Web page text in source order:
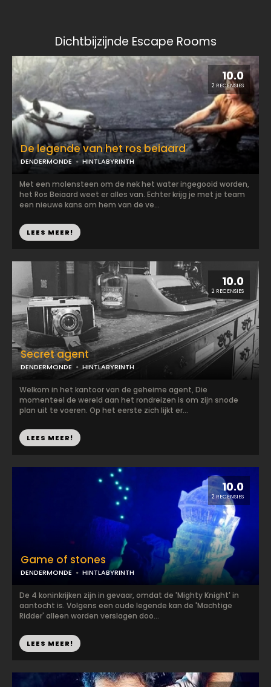
Dichtbijzijnde Escape Rooms
10.0
2 RECENSIES
Secret agent
DENDERMONDE HINTLABYRINTH
Welkom in het kantoor van de geheime agent, Die
momenteel de wereld aan het rondreizen is om zijn snode
plan uit te voeren. Op het eerste zich lijkt er...
LEES MEER!
10.0
2 RECENSIES
De legende van het ros beiaard
DENDERMONDE HINTLABYRINTH
Met een molensteen om de nek het water ingegooid worden,
het Ros Beiaard weet er alles van. Echter krijg je met je team
een nieuwe kans om hem van de ve...
LEES MEER!
10.0
2 RECENSIES
Game of stones
DENDERMONDE HINTLABYRINTH
De 4 koninkrijken zijn in gevaar, omdat de 'Mighty Knight' in
aantocht is. Volgens een oude legende kan de 'Machtige
Ridder' alleen worden verslagen doo...
LEES MEER!